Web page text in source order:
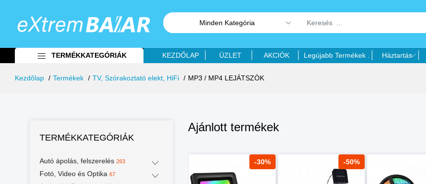
Minden Kategória
TERMÉKKATEGÓRIÁK KEZDŐLAP ÜZLET AKCIÓK Legújabb Termékek . Háztartás
Kezdőlap Termékek TV, Szórakoztató elekt, HiFi MP3 / MP4 LEJÁTSZÓK
TERMÉKKATEGÓRIÁK
Autó ápolás, felszerelés 263
Fotó, Video és Optika 67
Ajánlott termékek
-43% -30% -50%